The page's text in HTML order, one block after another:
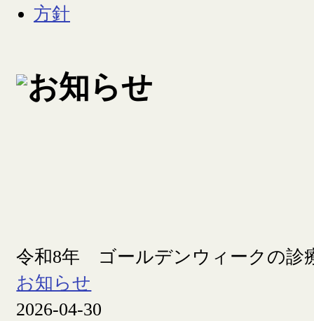
令和8年 ゴールデンウィークの診
お知らせ
2026-04-30